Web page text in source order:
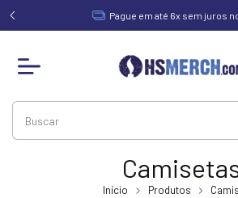
de Pague em até 6x sem juros
Início Produtos